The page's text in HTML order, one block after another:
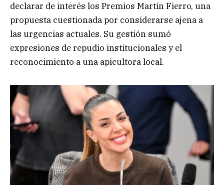
declarar de interés los Premios Martín Fierro, una
propuesta cuestionada por considerarse ajena a
las urgencias actuales. Su gestión sumó
expresiones de repudio institucionales y el
reconocimiento a una apicultora local.